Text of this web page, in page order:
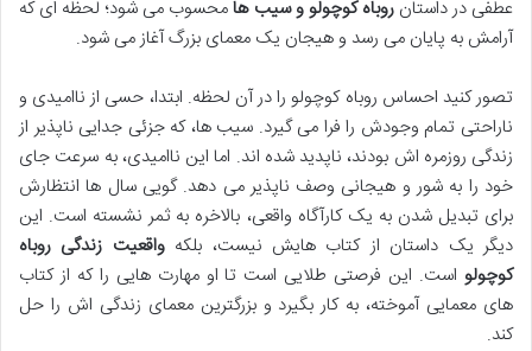
عطفی در داستانروباه کوچولو و سیب هامحسوب می شود؛ لحظه ای که
آرامش به پایان می رسد و هیجان یک معمای بزرگ آغاز می شود.
تصور کنید احساس روباه کوچولو را در آن لحظه. ابتدا، حسی از ناامیدی و
ناراحتی تمام وجودش را فرا می گیرد. سیب ها، که جزئی جدایی ناپذیر از
زندگی روزمره اش بودند، ناپدید شده اند. اما این ناامیدی، به سرعت جای
خود را به شور و هیجانی وصف ناپذیر می دهد. گویی سال ها انتظارش
برای تبدیل شدن به یک کارآگاه واقعی، بالاخره به ثمر نشسته است. این
دیگر یک داستان از کتاب هایش نیست، بلکهواقعیت زندگی روباه
کوچولو است. این فرصتی طلایی است تا او مهارت هایی را که از کتاب
های معمایی آموخته، به کار بگیرد و بزرگترین معمای زندگی اش را حل
کند.